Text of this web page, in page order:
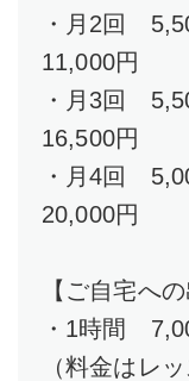
・月2回
11,000円
・月3回
16,500円
・月4回
20,000円
【ご自宅へ
・1時間
（料金はレ